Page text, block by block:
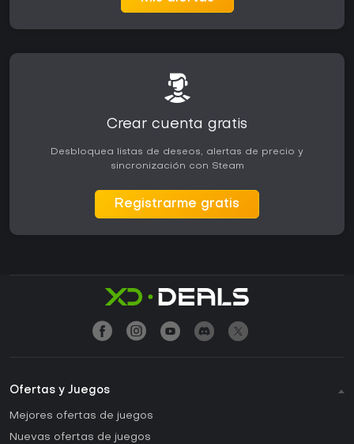
Crear cuenta gratis
Desbloquea listas de deseos, alertas de precio y
sincronización con Steam
Registrarme gratis
Ofertas y Juegos
Mejores ofertas de juegos
Nuevas ofertas de juegos